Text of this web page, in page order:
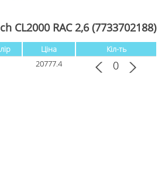
CL2000 RAC 2,6 (7733702188)
Ціна
Кіл-ть
20777.4